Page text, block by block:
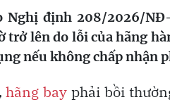
Nghị định 208/2026/
trở lên do lỗi của hãng
nếu không chấp nhận
hãng bay phải bồi